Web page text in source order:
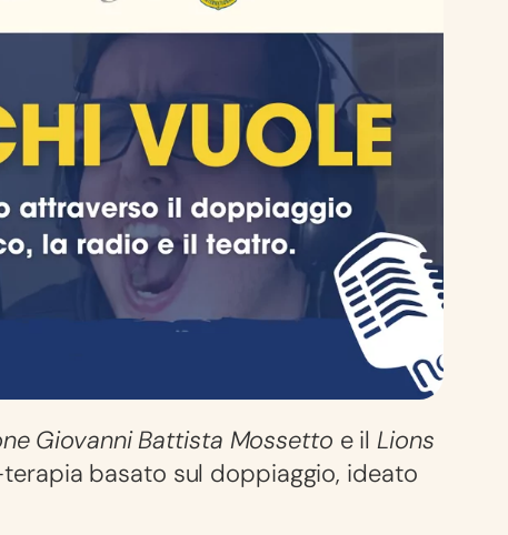
Giovanni Battista Mossetto e ilLions
basato sul doppiaggio, ideato